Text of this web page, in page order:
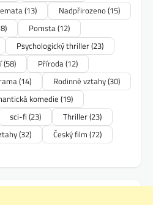
(13) Nadpřirozeno(15)
Pomsta(12)
Psychologický thriller(23)
(58) Příroda(12)
(14) Rodinné vztahy(30)
komedie (19)
sci-fi (23) Thriller(23)
(32) Český film (72)